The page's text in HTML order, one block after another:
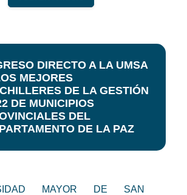
DIRECTO A LA UMSA
MEJORES
DE LA GESTIÓN
DE MUNICIPIOS
DEL
DE LA PAZ
MAYOR DE SAN